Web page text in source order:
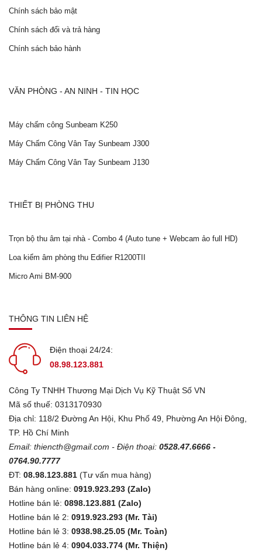
Chính sách bảo mật
Chính sách đổi và trả hàng
Chính sách bảo hành
VĂN PHÒNG - AN NINH - TIN HỌC
Máy chấm công Sunbeam K250
Máy Chấm Công Vân Tay Sunbeam J300
Máy Chấm Công Vân Tay Sunbeam J130
THIẾT BỊ PHÒNG THU
Trọn bộ thu âm tại nhà - Combo 4 (Auto tune + Webcam ảo full HD)
Loa kiểm âm phòng thu Edifier R1200TII
Micro Ami BM-900
THÔNG TIN LIÊN HỆ
Điện thoại 24/24:
08.98.123.881
Công Ty TNHH Thương Mại Dịch Vụ Kỹ Thuật Số VN
Mã số thuế: 0313170930
Địa chỉ: 118/2 Đường An Hội, Khu Phố 49, Phường An Hội Đông,
TP. Hồ Chí Minh
Email: thiencth@gmail.com - Điện thoại: 0528.47.6666 -
0764.90.7777
ĐT: 08.98.123.881 (Tư vấn mua hàng)
Bán hàng online: 0919.923.293 (Zalo)
Hotline bán lẻ: 0898.123.881 (Zalo)
Hotline bán lẻ 2: 0919.923.293 (Mr. Tài)
Hotline bán lẻ 3: 0938.98.25.05 (Mr. Toàn)
Hotline bán lẻ 4: 0904.033.774 (Mr. Thiện)